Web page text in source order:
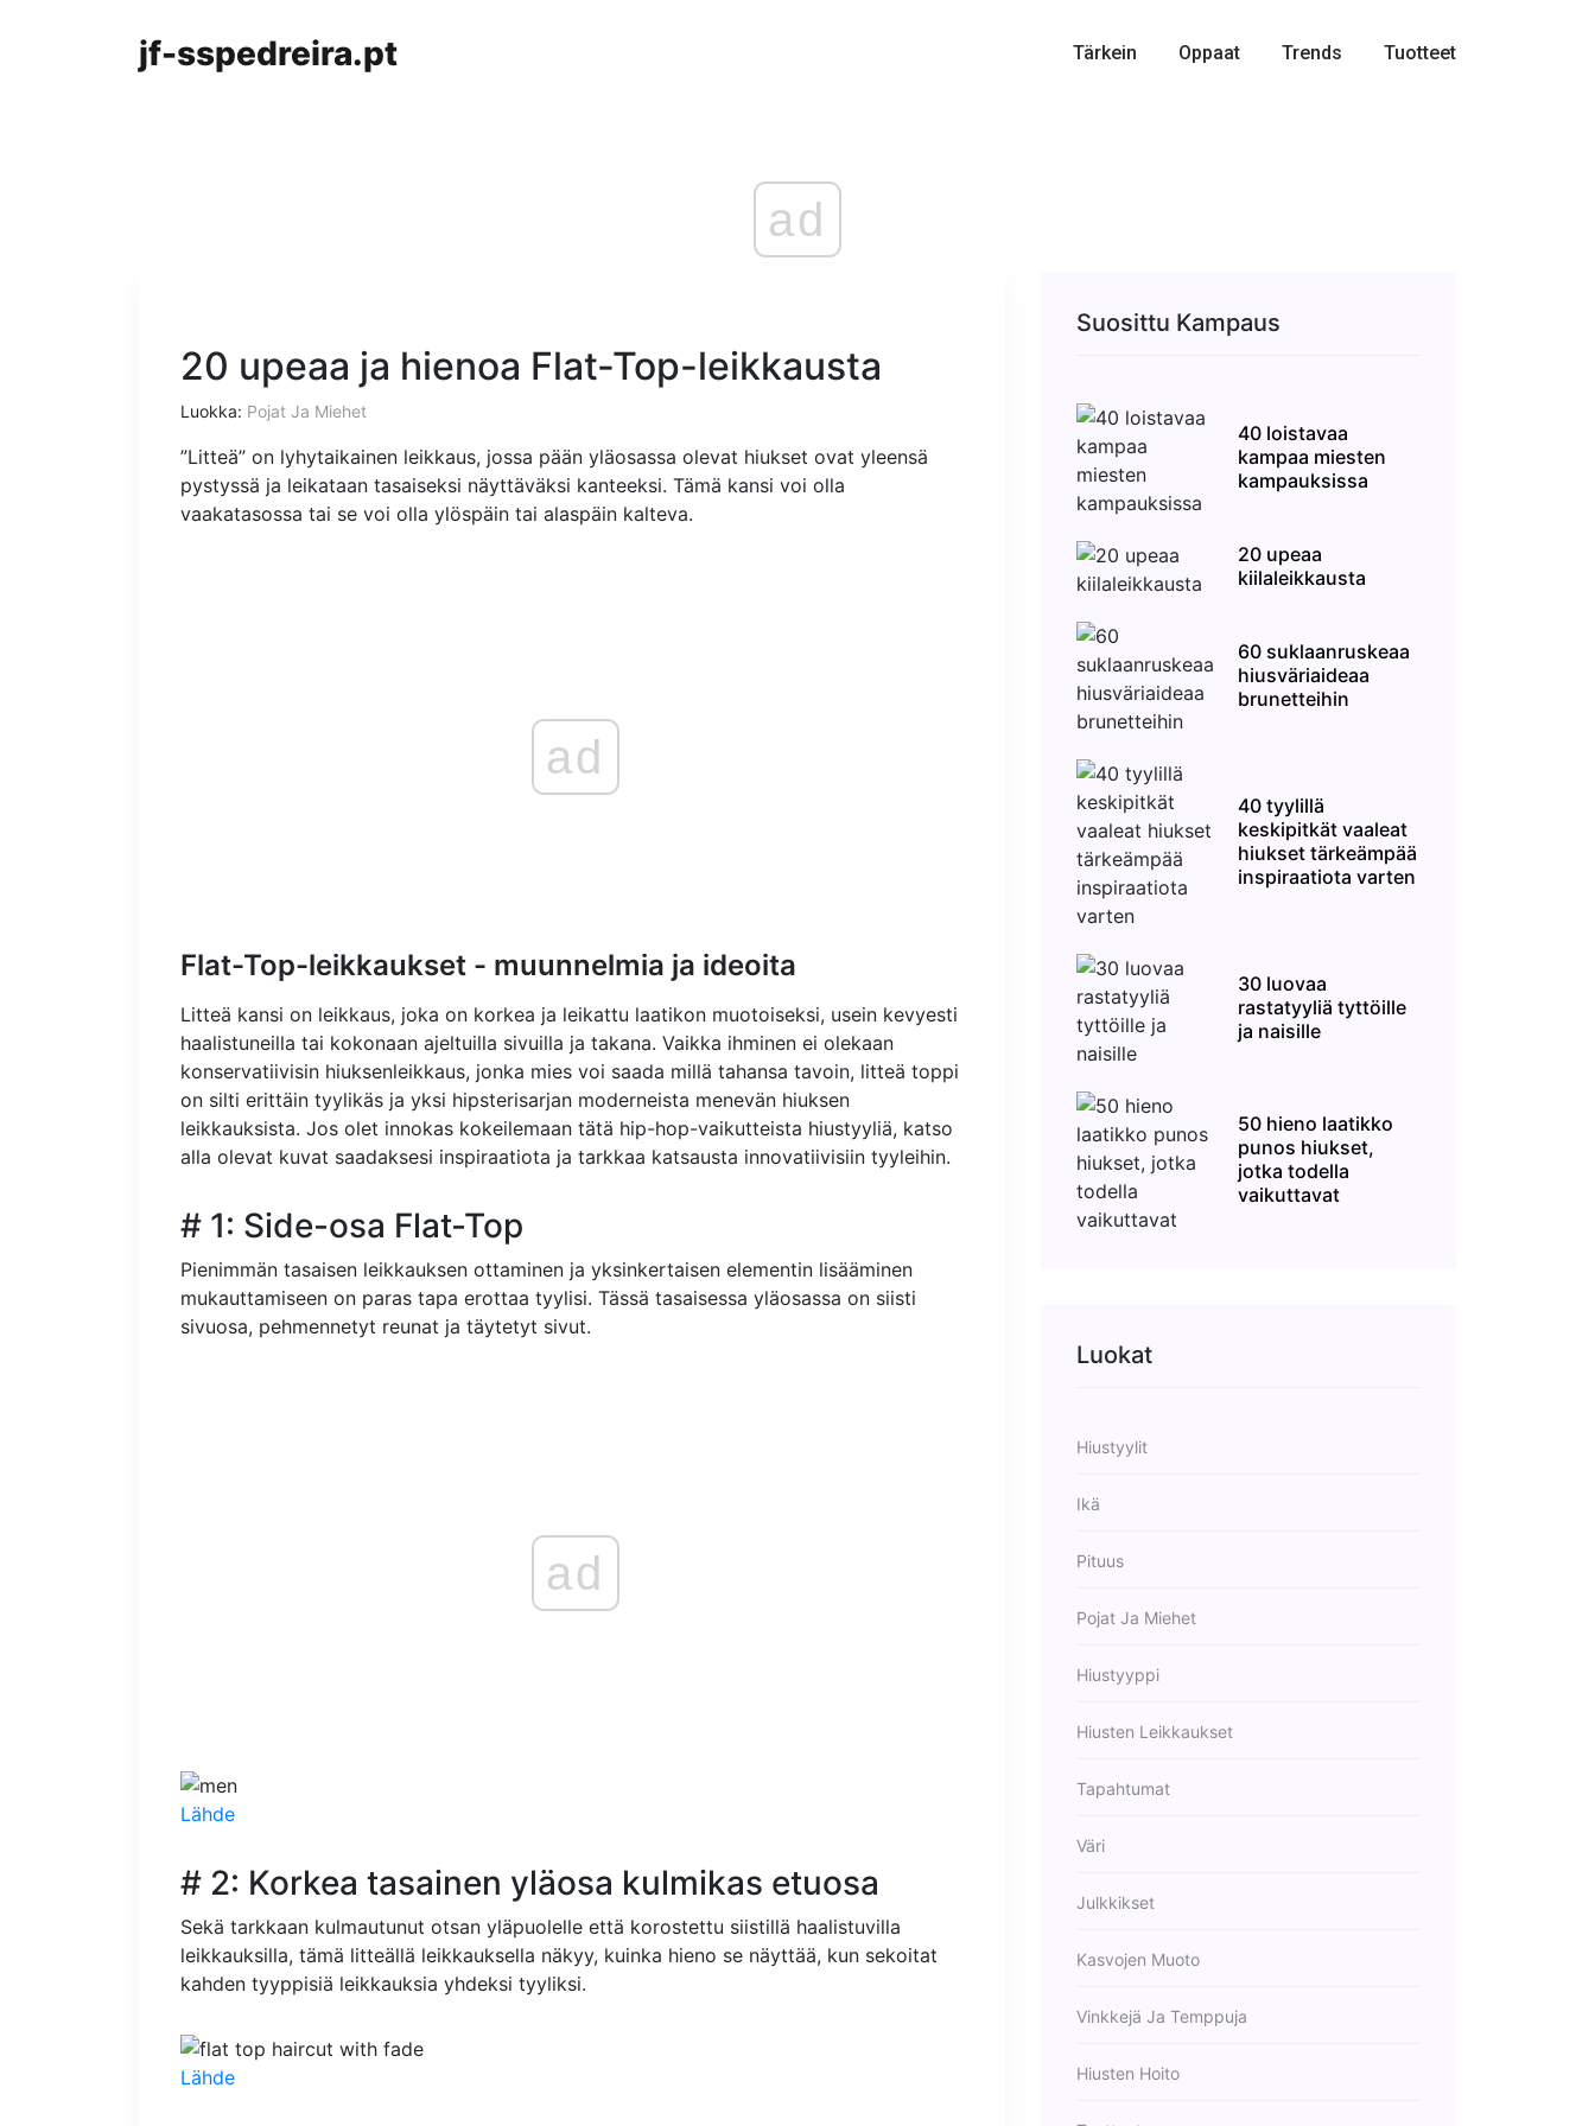
jf-sspedreira.pt Tärkein Oppaat Trends Tuotteet
ad
20 upeaa ja hienoa Flat-Top-leikkausta
Luokka: Pojat Ja Miehet
”Litteä” on lyhytaikainen leikkaus, jossa pään yläosassa olevat hiukset ovat yleensä
pystyssä ja leikataan tasaiseksi näyttäväksi kanteeksi. Tämä kansi voi olla
vaakatasossa tai se voi olla ylöspäin tai alaspäin kalteva.
ad
Flat-Top-leikkaukset - muunnelmia ja ideoita
Litteä kansi on leikkaus, joka on korkea ja leikattu laatikon muotoiseksi, usein kevyesti
haalistuneilla tai kokonaan ajeltuilla sivuilla ja takana. Vaikka ihminen ei olekaan
konservatiivisin hiuksenleikkaus, jonka mies voi saada millä tahansa tavoin, litteä toppi
on silti erittäin tyylikäs ja yksi hipsterisarjan moderneista menevän hiuksen
leikkauksista. Jos olet innokas kokeilemaan tätä hip-hop-vaikutteista hiustyyliä, katso
alla olevat kuvat saadaksesi inspiraatiota ja tarkkaa katsausta innovatiivisiin tyyleihin.
# 1: Side-osa Flat-Top
Pienimmän tasaisen leikkauksen ottaminen ja yksinkertaisen elementin lisääminen
mukauttamiseen on paras tapa erottaa tyylisi. Tässä tasaisessa yläosassa on siisti
sivuosa, pehmennetyt reunat ja täytetyt sivut.
ad
Lähde
# 2: Korkea tasainen yläosa kulmikas etuosa
Sekä tarkkaan kulmautunut otsan yläpuolelle että korostettu siistillä haalistuvilla
leikkauksilla, tämä litteällä leikkauksella näkyy, kuinka hieno se näyttää, kun sekoitat
kahden tyyppisiä leikkauksia yhdeksi tyyliksi.
Lähde
Suosittu Kampaus
40 loistavaa
kampaa miesten
kampauksissa
20 upeaa
kiilaleikkausta
60 suklaanruskeaa
hiusväriaideaa
brunetteihin
40 tyylillä
keskipitkät vaaleat
hiukset tärkeämpää
inspiraatiota varten
30 luovaa
rastatyyliä tyttöille
ja naisille
50 hieno laatikko
punos hiukset,
jotka todella
vaikuttavat
Luokat
Hiustyylit
Ikä
Pituus
Pojat Ja Miehet
Hiustyyppi
Hiusten Leikkaukset
Tapahtumat
Väri
Julkkikset
Kasvojen Muoto
Vinkkejä Ja Temppuja
Hiusten Hoito